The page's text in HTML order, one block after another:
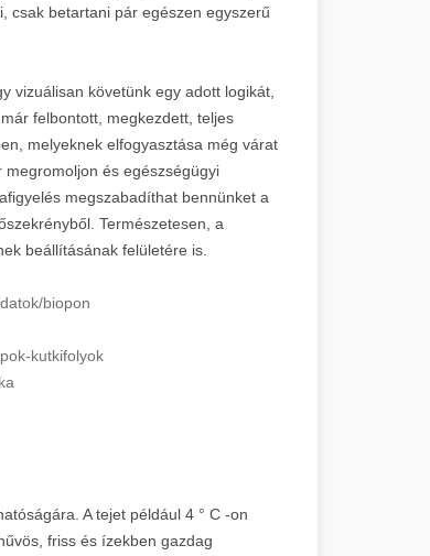
csak betartani pár egészen egyszerű
vizuálisan követünk egy adott logikát,
felbontott, megkezdett, teljes
melyeknek elfogyasztása még várat
és egészségügyi
megszabadíthat bennünket a
Természetesen, a
beállításának felületére is.
biopon
kutkifolyok
A tejet például 4 ° C -on
friss és ízekben gazdag